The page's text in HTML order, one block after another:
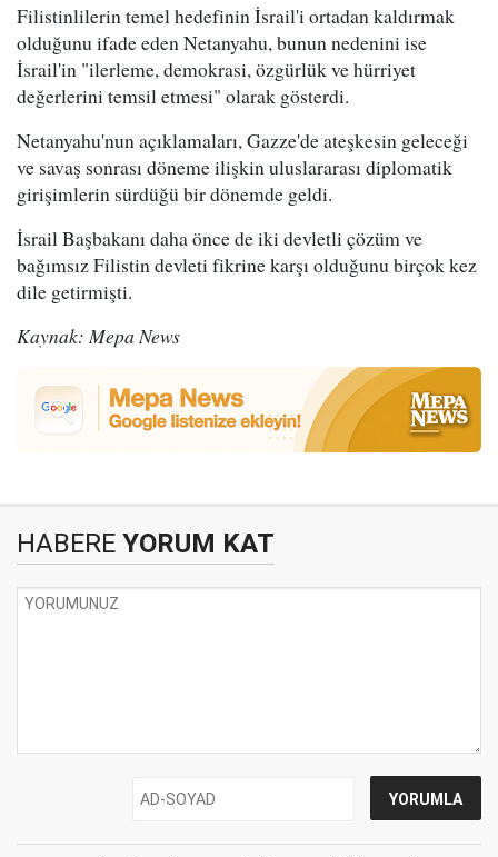
Filistinlilerin temel hedefinin İsrail'i ortadan kaldırmak
olduğunu ifade eden Netanyahu, bunun nedenini ise
İsrail'in "ilerleme, demokrasi, özgürlük ve hürriyet
değerlerini temsil etmesi" olarak gösterdi.
Netanyahu'nun açıklamaları, Gazze'de ateşkesin geleceği
ve savaş sonrası döneme ilişkin uluslararası diplomatik
girişimlerin sürdüğü bir dönemde geldi.
İsrail Başbakanı daha önce de iki devletli çözüm ve
bağımsız Filistin devleti fikrine karşı olduğunu birçok kez
dile getirmişti.
Kaynak: Mepa News
HABERE YORUM KAT